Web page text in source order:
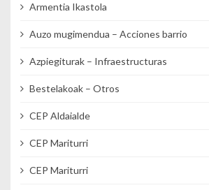
Armentia Ikastola
Auzo mugimendua – Acciones barrio
Azpiegiturak – Infraestructuras
Bestelakoak – Otros
CEP Aldaialde
CEP Mariturri
CEP Mariturri